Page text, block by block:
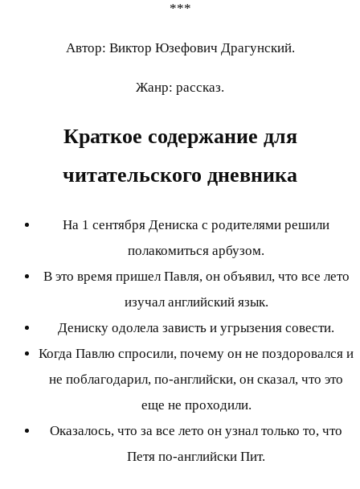
***
Автор: Виктор Юзефович Драгунский.
Жанр: рассказ.
Краткое содержание для
читательского дневника
На 1 сентября Дениска с родителями решили
полакомиться арбузом.
В это время пришел Павля, он объявил, что все лето
изучал английский язык.
Дениску одолела зависть и угрызения совести.
Когда Павлю спросили, почему он не поздоровался и
не поблагодарил, по-английски, он сказал, что это
еще не проходили.
Оказалось, что за все лето он узнал только то, что
Петя по-английски Пит.